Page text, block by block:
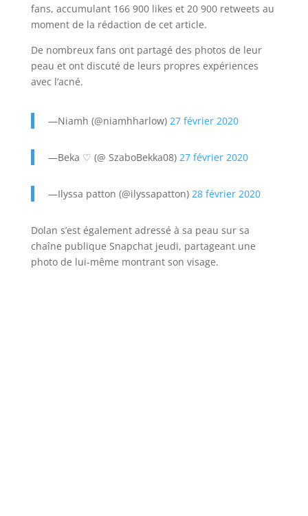
fans, accumulant 166 900 likes et 20 900 retweets au
moment de la rédaction de cet article.
De nombreux fans ont partagé des photos de leur
peau et ont discuté de leurs propres expériences
avec l’acné.
—Niamh (@niamhharlow) 27 février 2020
—Beka ♡ (@ SzaboBekka08) 27 février 2020
—Ilyssa patton (@ilyssapatton) 28 février 2020
Dolan s’est également adressé à sa peau sur sa
chaîne publique Snapchat jeudi, partageant une
photo de lui-même montrant son visage.